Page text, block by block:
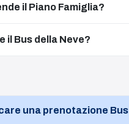
il Piano Famiglia?
il Bus della Neve?
una prenotazione Bus